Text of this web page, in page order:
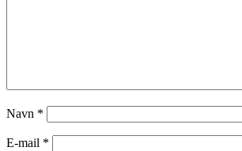
Navn *
E-mail *